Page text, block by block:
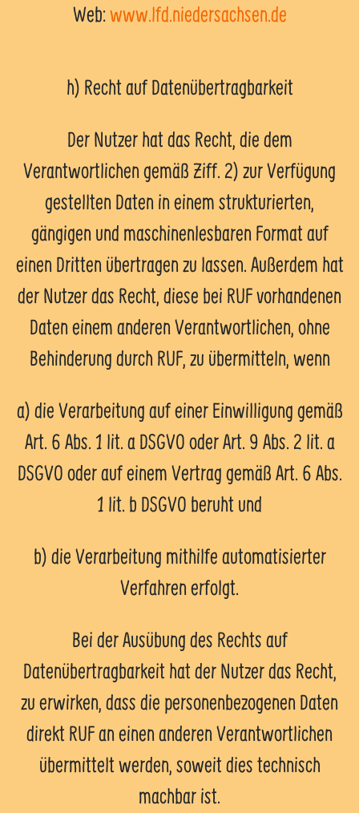
Web:www.lfd.niedersachsen.de
h) Recht auf Datenübertragbarkeit
Der Nutzer hat das Recht, die dem
Verantwortlichen gemäß Ziff. 2) zur Verfügung
gestellten Daten in einem strukturierten,
gängigen und maschinenlesbaren Format auf
einen Dritten übertragen zu lassen. Außerdem hat
der Nutzer das Recht, diese bei RUF vorhandenen
Daten einem anderen Verantwortlichen, ohne
Behinderung durch RUF, zu übermitteln, wenn
a) die Verarbeitung auf einer Einwilligung gemäß
Art. 6 Abs. 1 lit. a DSGVO oder Art. 9 Abs. 2 lit. a
DSGVO oder auf einem Vertrag gemäß Art. 6 Abs.
1 lit. b DSGVO beruht und
b) die Verarbeitung mithilfe automatisierter
Verfahren erfolgt.
Bei der Ausübung des Rechts auf
Datenübertragbarkeit hat der Nutzer das Recht,
zu erwirken, dass die personenbezogenen Daten
direkt RUF an einen anderen Verantwortlichen
übermittelt werden, soweit dies technisch
machbar ist.